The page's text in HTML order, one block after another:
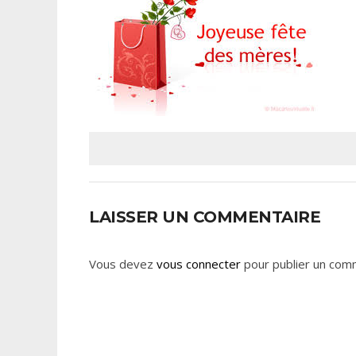
LAISSER UN COMMENTAIRE
Vous devez vous connecter pour publier un